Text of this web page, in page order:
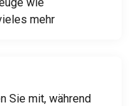
mehr
Sie mit, während